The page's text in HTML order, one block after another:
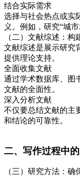
结合实际需求
选择与社会热点或实
义。例如，研究“城
（二）文献综述：构
文献综述是展示研究
提供理论支持。
全面收集文献
通过学术数据库、图
文献的全面性。
深入分析文献
不仅要总结文献的主
和结论的可靠性。
二、写作过程中
（三）研究方法：确